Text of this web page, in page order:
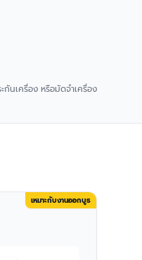
กันเครื่อง หรือมัดจำเครื่อง
เหมาะกับงานออกบูธ